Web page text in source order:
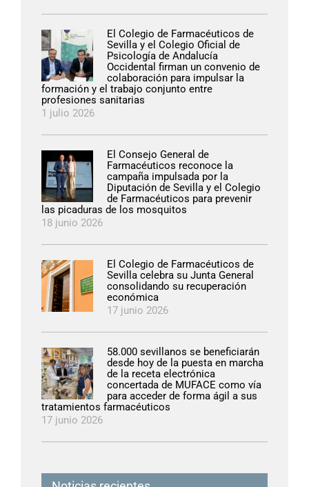
El Colegio de Farmacéuticos de
Sevilla y el Colegio Oficial de
Psicología de Andalucía
Occidental firman un convenio de
colaboración para impulsar la
formación y el trabajo conjunto entre
profesiones sanitarias
1 julio 2026
El Consejo General de
Farmacéuticos reconoce la
campaña impulsada por la
Diputación de Sevilla y el Colegio
de Farmacéuticos para prevenir
las picaduras de los mosquitos
18 junio 2026
El Colegio de Farmacéuticos de
Sevilla celebra su Junta General
consolidando su recuperación
económica
17 junio 2026
58.000 sevillanos se beneficiarán
desde hoy de la puesta en marcha
de la receta electrónica
concertada de MUFACE como vía
para acceder de forma ágil a sus
tratamientos farmacéuticos
17 junio 2026